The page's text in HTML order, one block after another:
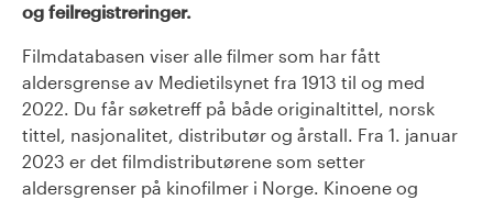
og feilregistreringer.
Filmdatabasen viser alle filmer som har fått
aldersgrense av Medietilsynet fra 1913 til og med
2022. Du får søketreff på både originaltittel, norsk
tittel, nasjonalitet, distributør og årstall. Fra 1. januar
2023 er det filmdistributørene som setter
aldersgrenser på kinofilmer i Norge. Kinoene og